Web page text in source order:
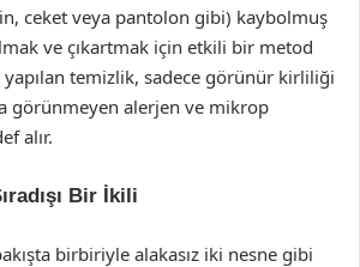
ceket veya pantolon gibi) kaybolmuş
ve çıkartmak için etkili bir metod
temizlik, sadece görünür kirliliği
görünmeyen alerjen ve mikrop
alır.
Bir İkili
birbiriyle alakasız iki nesne gibi